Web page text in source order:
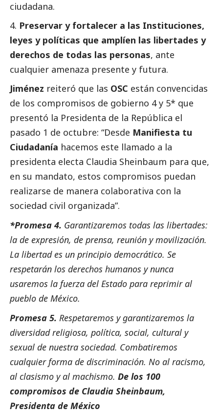
ciudadana.
Preservar y fortalecer a las Instituciones,
leyes y políticas que amplíen las libertades y
derechos de todas las personas, ante
cualquier amenaza presente y futura.
Jiménez reiteró que las OSC están convencidas
de los compromisos de gobierno 4 y 5* que
presentó la Presidenta de la República el
pasado 1 de octubre: “Desde Manifiesta tu
Ciudadanía hacemos este llamado a la
presidenta electa Claudia Sheinbaum para que,
en su mandato, estos compromisos puedan
realizarse de manera colaborativa con la
sociedad civil organizada”.
*Promesa 4. Garantizaremos todas las libertades:
la de expresión, de prensa, reunión y movilización.
La libertad es un principio democrático. Se
respetarán los derechos humanos y nunca
usaremos la fuerza del Estado para reprimir al
pueblo de México.
Promesa 5. Respetaremos y garantizaremos la
diversidad religiosa, política, social, cultural y
sexual de nuestra sociedad. Combatiremos
cualquier forma de discriminación. No al racismo,
al clasismo y al machismo. De los 100
compromisos de Claudia Sheinbaum,
Presidenta de México